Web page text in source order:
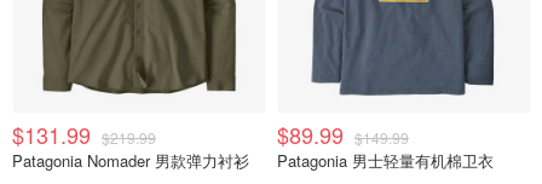
$131.99 $219.99
Patagonia Nomader 男款弹力衬衫
$89.99 $149.99
Patagonia 男士轻量有机棉卫衣